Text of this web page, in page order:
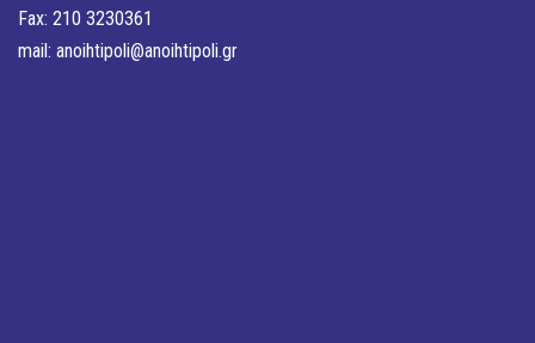
Fax: 210 3230361
mail: anoihtipoli@anoihtipoli.gr